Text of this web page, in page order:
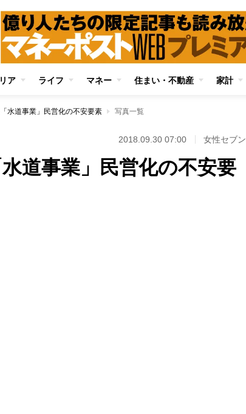
ア ライフ マネー 住まい・不動産 家計
水道事業」民営化の不安要素 写真一覧
2018.09.30 07:00 女性セブン
道事業」民営化の不安要